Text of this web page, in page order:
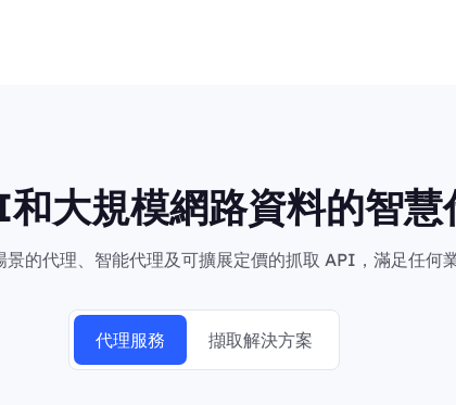
大規模網路資料的智慧
的代理、智能代理及可擴展定價的抓取 API，滿足任何
代理服務 擷取解決方案